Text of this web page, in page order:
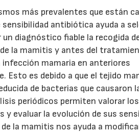
más prevalentes que están
antibiótica ayuda a
diagnóstico fiable la recogida
la mamitis y antes del
infección mamaria en anteriores
Esto es debido a que el tejido
de bacterias que causaron
periódicos permiten valorar los
evaluar la evolución de sus
la mamitis nos ayuda a